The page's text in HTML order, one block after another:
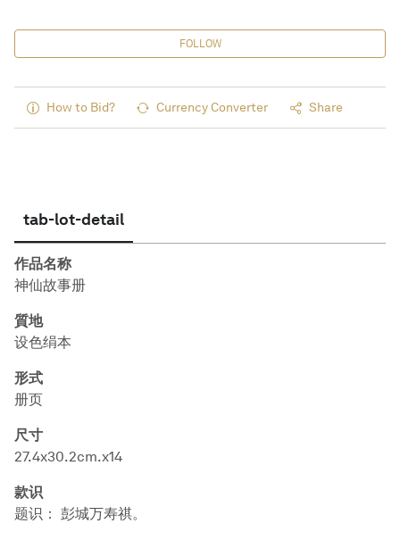
FOLLOW
How to Bid? Currency Converter Share
tab-lot-detail
作品名称
神仙故事册
質地
设色绢本
形式
册页
尺寸
27.4x30.2cm.x14
款识
题识： 彭城万寿祺。